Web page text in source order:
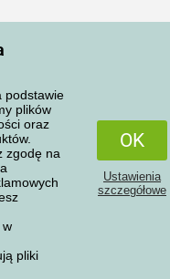
podstawie
plików
oraz
zgodę na
w
pliki
OK
Ustawienia
szczegółowe